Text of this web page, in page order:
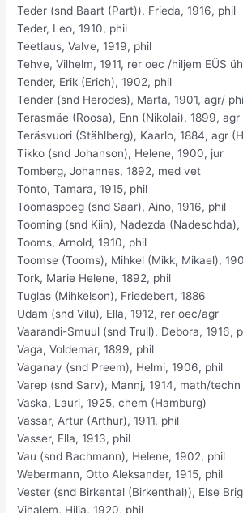
Teder (snd Baart (Part)), Frieda, 1916, phil
Teder, Leo, 1910, phil
Teetlaus, Valve, 1919, phil
Tehve, Vilhelm, 1911, rer oec /hiljem EÜS
Tender, Erik (Erich), 1902, phil
Tender (snd Herodes), Marta, 1901, agr/
Terasmäe (Roosa), Enn (Nikolai), 1899,
Teräsvuori (Stählberg), Kaarlo, 1884, agr
Tikko (snd Johanson), Helene, 1900, jur
Tomberg, Johannes, 1892, med vet
Tonto, Tamara, 1915, phil
Toomaspoeg (snd Saar), Aino, 1916, phil
Tooming (snd Kiin), Nadezda (Nadeschda),
Tooms, Arnold, 1910, phil
Toomse (Tooms), Mihkel (Mikk, Mikael),
Tork, Marie Helene, 1892, phil
Tuglas (Mihkelson), Friedebert, 1886
Udam (snd Vilu), Ella, 1912, rer oec/agr
Vaarandi-Smuul (snd Trull), Debora, 1916,
Vaga, Voldemar, 1899, phil
Vaganay (snd Preem), Helmi, 1906, phil
Varep (snd Sarv), Mannj, 1914, math/techn
Vaska, Lauri, 1925, chem (Hamburg)
Vassar, Artur (Arthur), 1911, phil
Vasser, Ella, 1913, phil
Vau (snd Bachmann), Helene, 1902, phil
Webermann, Otto Aleksander, 1915, phil
Vester (snd Birkental (Birkenthal)), Else
Vihalem, Hilja, 1920, phil